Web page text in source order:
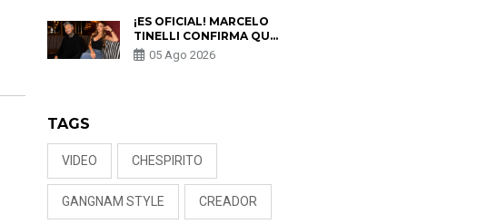
PREOCUPACIÓN
¡ES OFICIAL! MARCELO
TINELLI CONFIRMA QUE
REGRESÓ CON MILETT
FIGUEROA: “EL AMOR
05 Ago 2026
TAGS
VIDEO CHESPIRITO
GANGNAM STYLE CREADOR